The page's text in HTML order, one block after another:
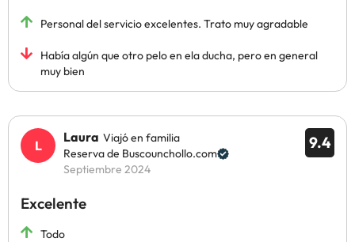
Personal del servicio excelentes. Trato muy agradable
Había algún que otro pelo en ela ducha, pero en general
muy bien
9.4
Laura Viajó en familia
Reserva de Buscounchollo.com
Septiembre 2024
Excelente
Todo